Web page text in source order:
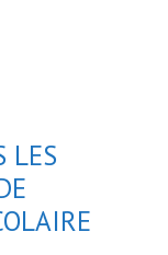
LES